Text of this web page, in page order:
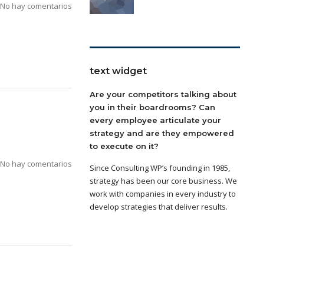
No hay comentarios
No hay comentarios
text widget
Are your competitors talking about
you in their boardrooms? Can
every employee articulate your
strategy and are they empowered
to execute on it?
Since Consulting WP’s founding in 1985,
strategy has been our core business. We
work with companies in every industry to
develop strategies that deliver results.